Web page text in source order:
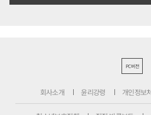
PC버전
회사소개 윤리강령 개인정보